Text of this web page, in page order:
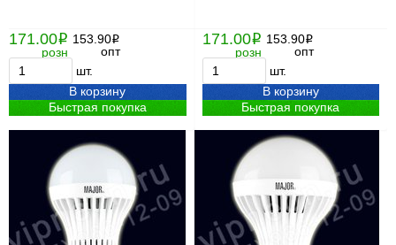
171.00i
розн
153.90i
опт
шт.
В корзину
Быстрая покупка
171.00i
розн
153.90i
опт
шт.
В корзину
Быстрая покупка